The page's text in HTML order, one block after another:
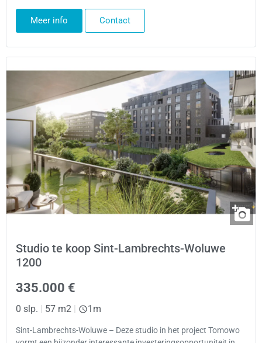
Meer info Contact
Studio te koop Sint-Lambrechts-Woluwe
1200
335.000 €
0 slp. | 57 m2 | 1m
Sint-Lambrechts-Woluwe – Deze studio in het project Tomowo